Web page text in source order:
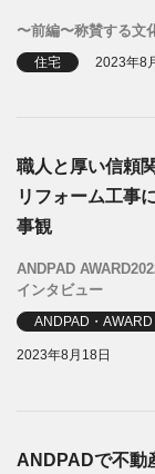
〜前編〜称賛する文
住宅 2023年8
職人と厚い信頼
リフォーム工事
事観
ANDPAD
インタビュー
ANDPAD・AWARD
2023年8月18日
ANDPADで不動